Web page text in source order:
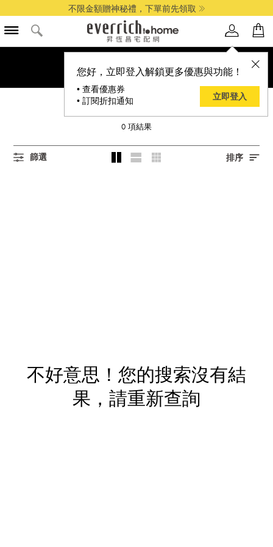
不限金額贈神秘禮，下單前先領取
您好，立即登入解鎖更多優惠與功能！
• 查看優惠券
• 訂閱折扣通知
立即登入
曾拌麵
0 項結果
篩選 排序
不好意思！您的搜索沒有結
果，請重新查詢